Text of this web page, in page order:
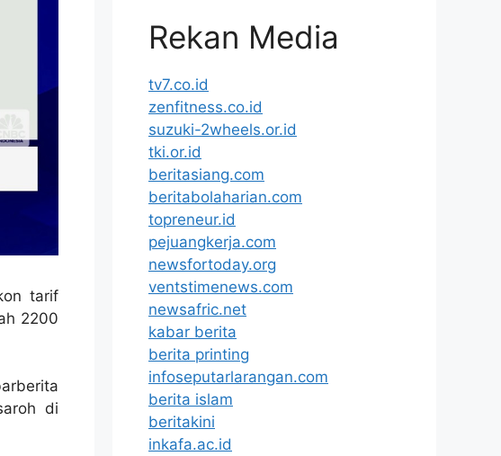
tarif
2200
di
Rekan Media
tv7.co.id
zenfitness.co.id
suzuki-2wheels.or.id
tki.or.id
beritasiang.com
beritabolaharian.com
topreneur.id
pejuangkerja.com
newsfortoday.org
ventstimenews.com
newsafric.net
kabar berita
berita printing
infoseputarlarangan.com
berita islam
beritakini
inkafa.ac.id